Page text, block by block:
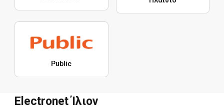
Public
Electronet Ίλιον